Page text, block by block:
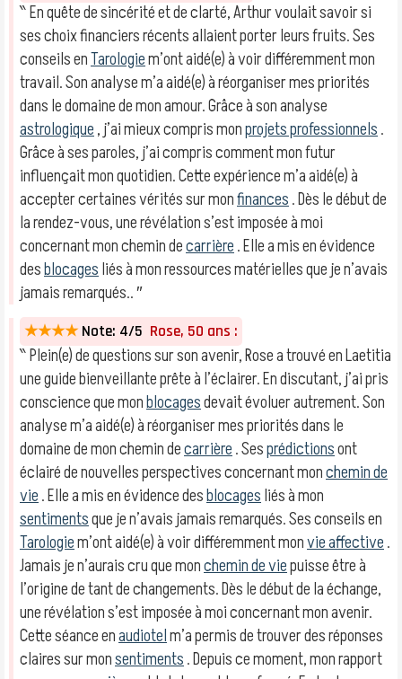
‶ En quête de sincérité et de clarté, Arthur voulait savoir si
ses choix financiers récents allaient porter leurs fruits. Ses
conseils enTarologiem’ont aidé(e) à voir différemment mon
travail. Son analyse m’a aidé(e) à réorganiser mes priorités
dans le domaine de mon amour. Grâce à son analyse
astrologique, j’ai mieux compris monprojets professionnels.
Grâce à ses paroles, j’ai compris comment mon futur
influençait mon quotidien. Cette expérience m’a aidé(e) à
accepter certaines vérités sur monfinances. Dès le début de
la rendez-vous, une révélation s’est imposée à moi
concernant mon chemin decarrière. Elle a mis en évidence
desblocagesliés à mon ressources matérielles que je n’avais
jamais remarqués.. ″
★★★★ Note: 4/5 Rose, 50 ans :
‶ Plein(e) de questions sur son avenir, Rose a trouvé en Laetitia
une guide bienveillante prête à l’éclairer. En discutant, j’ai pris
conscience que monblocagesdevait évoluer autrement. Son
analyse m’a aidé(e) à réorganiser mes priorités dans le
domaine de mon chemin decarrière. Sesprédictionsont
éclairé de nouvelles perspectives concernant monchemin de
vie. Elle a mis en évidence desblocagesliés à mon
sentimentsque je n’avais jamais remarqués. Ses conseils en
Tarologiem’ont aidé(e) à voir différemment monvie affective.
Jamais je n’aurais cru que monchemin de viepuisse être à
l’origine de tant de changements. Dès le début de la échange,
une révélation s’est imposée à moi concernant mon avenir.
Cette séance enaudiotelm’a permis de trouver des réponses
claires sur monsentiments. Depuis ce moment, mon rapport